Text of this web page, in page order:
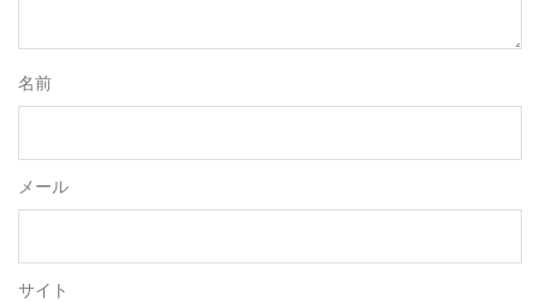
名前
メール
サイト